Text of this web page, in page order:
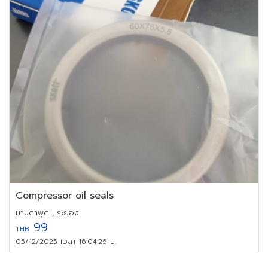
Compressor oil seals
มาบตาพุด , ระยอง
THB 99
05/12/2025 เวลา 16:04:26 น.